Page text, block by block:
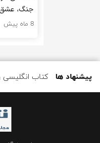
جنگ،
8 ماه پیش
پیشنهاد ها کتاب انگلیسی